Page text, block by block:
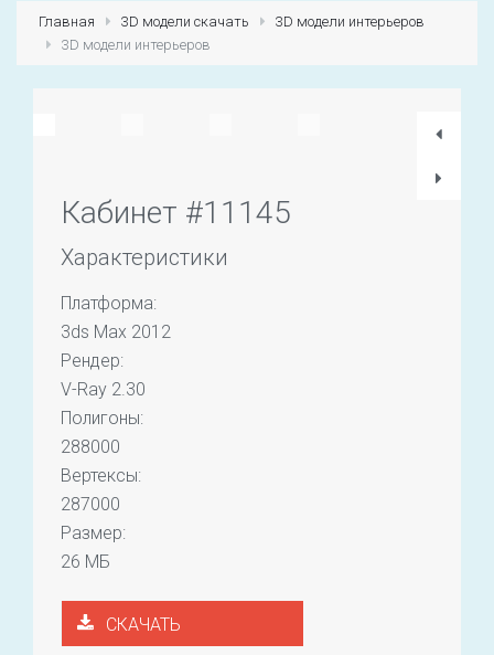
Первый раз?
Главная 3D модели скачать
3D модели интерьеров
3D модели интерьеров
Кабинет #11145
Характеристики
Платформа:
3ds Max 2012
Рендер:
V-Ray 2.30
Полигоны:
288000
Вертексы:
287000
Размер:
26 МБ
СКАЧАТЬ